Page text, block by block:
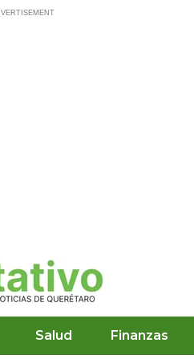
Salud Finanzas